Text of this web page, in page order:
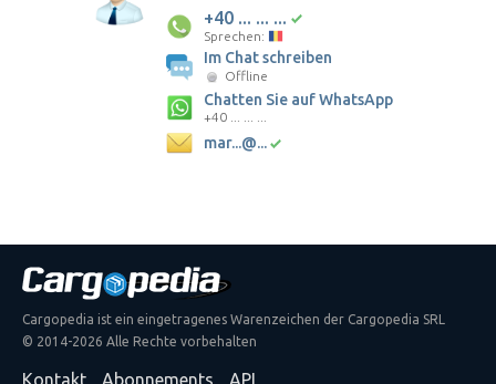
+40 ... ... ...
Sprechen:
Im Chat schreiben
Offline
Chatten Sie auf WhatsApp
+40 ... ... ...
mar...@...
Cargopedia ist ein eingetragenes Warenzeichen der Cargopedia SRL
© 2014-2026 Alle Rechte vorbehalten
Kontakt Abonnements API